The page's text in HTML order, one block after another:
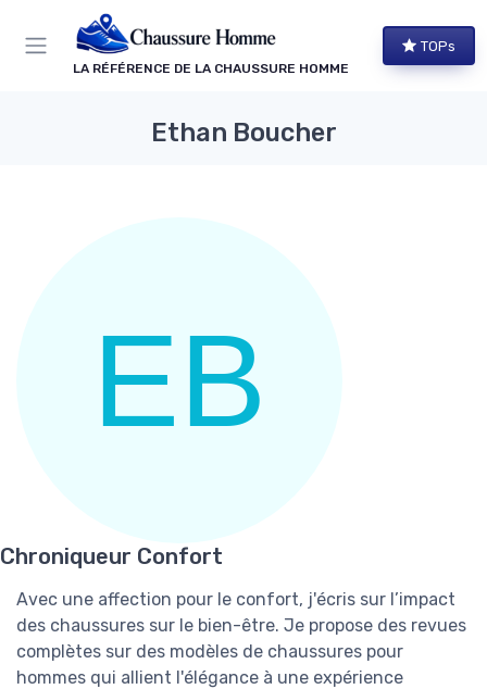
LA RÉFÉRENCE DE LA CHAUSSURE HOMME
TOPs
Ethan Boucher
Chroniqueur Confort
Avec une affection pour le confort, j'écris sur l’impact
des chaussures sur le bien-être. Je propose des revues
complètes sur des modèles de chaussures pour
hommes qui allient l'élégance à une expérience
Panneau de gestion des cookies